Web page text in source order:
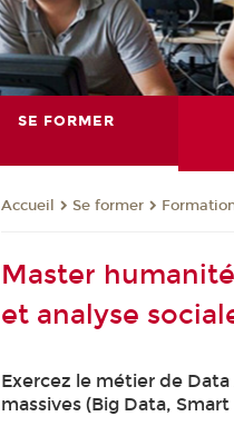
SE FORMER
Accueil Se former
Master
et analyse
Exercez le métier de
massives (Big Data,